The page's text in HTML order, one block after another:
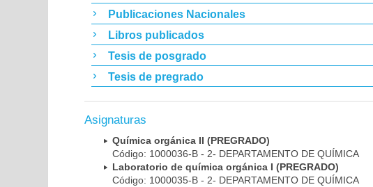
Publicaciones Nacionales
Libros publicados
Tesis de posgrado
Tesis de pregrado
Asignaturas
Química orgánica II (PREGRADO)
Código: 1000036-B - 2- DEPARTAMENTO DE QUÍMICA
Laboratorio de química orgánica I (PREGRADO)
Código: 1000035-B - 2- DEPARTAMENTO DE QUÍMICA